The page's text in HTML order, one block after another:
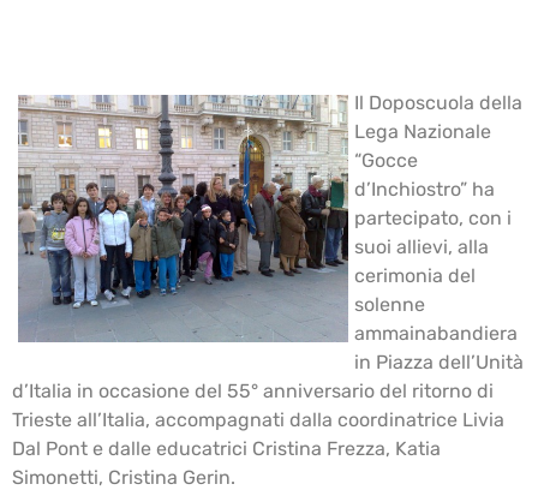
Il Doposcuola della
Lega Nazionale
“Gocce
d’Inchiostro” ha
partecipato, con i
suoi allievi, alla
cerimonia del
solenne
ammainabandiera
in Piazza dell’Unità
d’Italia in occasione del 55° anniversario del ritorno di
Trieste all’Italia, accompagnati dalla coordinatrice Livia
Dal Pont e dalle educatrici Cristina Frezza, Katia
Simonetti, Cristina Gerin.